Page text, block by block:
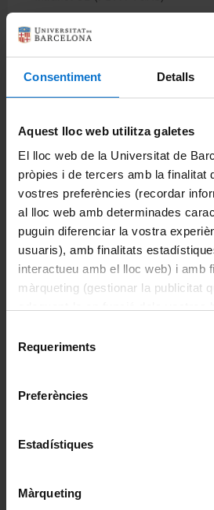
Consentiment Detalls
Aquest lloc web utilitza galetes
El lloc web de la Universitat de
pròpies i de tercers amb la finalitat
vostres preferències (recordar
al lloc web amb determinades
puguin diferenciar la vostra
usuaris), amb finalitats
interactueu amb el lloc web) i amb
màrqueting (gestionar la publicitat
consultar laPolítica de galetes
Requeriments
Preferències
Estadístiques
Màrqueting
La Facultat
Coneix la facultat
Organització i estructura
Sistema de qualitat
Activitat de la facultat
Acte de graduació
Notícies
Avisos
Beques de col·laboració
Campus Virtual
Alumni UB